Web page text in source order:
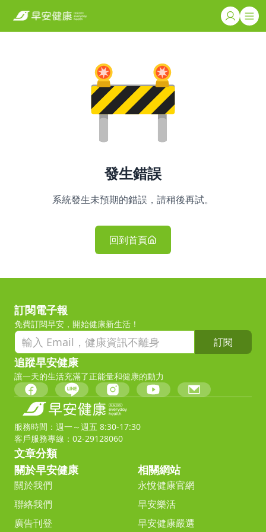
發生錯誤
系統發生未預期的錯誤，請稍後再試。
回到首頁
訂閱電子報
免費訂閱早安，開始健康新生活！
訂閱
追蹤早安健康
讓一天的生活充滿了正能量和健康的動力
服務時間：週一～週五 8:30-17:30
客戶服務專線：02-29128060
文章分類
關於早安健康
關於我們
聯絡我們
廣告刊登
相關網站
永悅健康官網
早安樂活
早安健康嚴選